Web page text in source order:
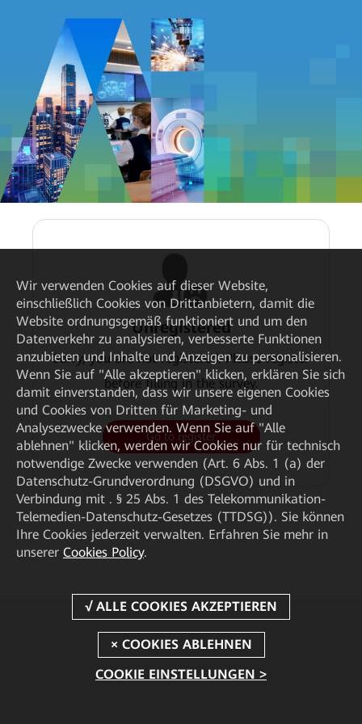
Unregistered
Sorry, you are not registered. Please register
before filling in the survey.
Go to register
Wir verwenden Cookies auf dieser Website,
einschließlich Cookies von Drittanbietern, damit die
Website ordnungsgemäß funktioniert und um den
Datenverkehr zu analysieren, verbesserte Funktionen
anzubieten und Inhalte und Anzeigen zu personalisieren.
Wenn Sie auf "Alle akzeptieren" klicken, erklären Sie sich
damit einverstanden, dass wir unsere eigenen Cookies
und Cookies von Dritten für Marketing- und
Analysezwecke verwenden. Wenn Sie auf "Alle
ablehnen" klicken, werden wir Cookies nur für technisch
notwendige Zwecke verwenden (Art. 6 Abs. 1 (a) der
Datenschutz-Grundverordnung (DSGVO) und in
Verbindung mit . § 25 Abs. 1 des Telekommunikation-
Telemedien-Datenschutz-Gesetzes (TTDSG)). Sie können
Ihre Cookies jederzeit verwalten. Erfahren Sie mehr in
unserer Cookies Policy.
COOKIE EINSTELLUNGEN >